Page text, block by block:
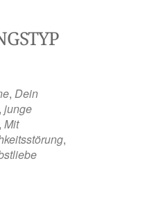
, Dein
, junge
, Mit
,